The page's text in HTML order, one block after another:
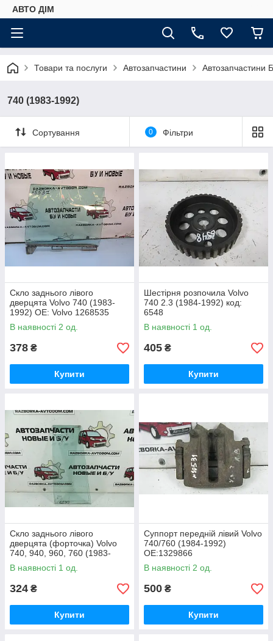
АВТО ДIМ
Товари та послуги Автозапчастини Автозапчастини
740 (1983-1992)
Сортування 0 Фільтри
Скло заднього лівого
дверцята Volvo 740 (1983-
1992) ОЕ: Volvo 1268535
В наявності 2 од.
378 ₴
Купити
Шестірня розпочила Volvo
740 2.3 (1984-1992) код:
6548
В наявності 1 од.
405 ₴
Купити
Скло заднього лівого
дверцята (форточка) Volvo
740, 940, 960, 760 (1983-
1992) ОЕ: 1268537
В наявності 1 од.
324 ₴
Купити
Суппорт передній лівий Volvo
740/760 (1984-1992)
OE:1329866
В наявності 2 од.
500 ₴
Купити